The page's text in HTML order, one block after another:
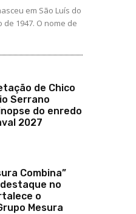
em São Luís do
1947. O nome de
de Chico
Serrano
do enredo
2027
Combina”
no
o
Mesura